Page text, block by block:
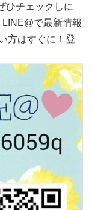
ひチェックしに
で最新情報
方はすぐに！登